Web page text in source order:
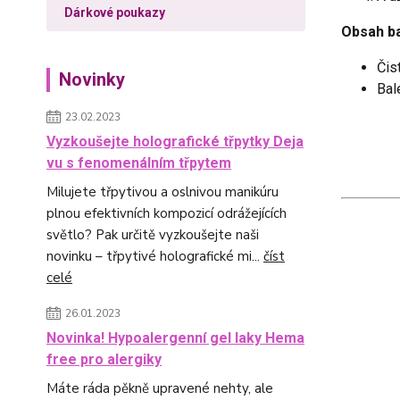
Dárkové poukazy
Novinky
23.02.2023
Vyzkoušejte holografické třpytky Deja
vu s fenomenálním třpytem
Milujete třpytivou a oslnivou manikúru
plnou efektivních kompozicí odrážejících
světlo? Pak určitě vyzkoušejte naši
novinku – třpytivé holografické mi... číst
celé
26.01.2023
Novinka! Hypoalergenní gel laky Hema
free pro alergiky
Máte ráda pěkně upravené nehty, ale
Obsah